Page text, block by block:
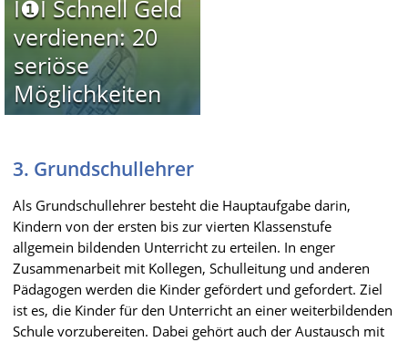
I❶I Schnell Geld
verdienen: 20
seriöse
Möglichkeiten
3. Grundschullehrer
Als Grundschullehrer besteht die Hauptaufgabe darin,
Kindern von der ersten bis zur vierten Klassenstufe
allgemein bildenden Unterricht zu erteilen. In enger
Zusammenarbeit mit Kollegen, Schulleitung und anderen
Pädagogen werden die Kinder gefördert und gefordert. Ziel
ist es, die Kinder für den Unterricht an einer weiterbildenden
Schule vorzubereiten. Dabei gehört auch der Austausch mit